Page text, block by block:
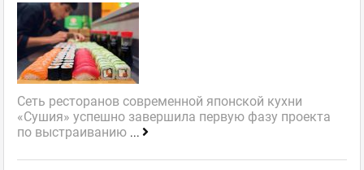
Сеть ресторанов современной японской кухни
«Сушия» успешно завершила первую фазу проекта
по выстраиванию ...